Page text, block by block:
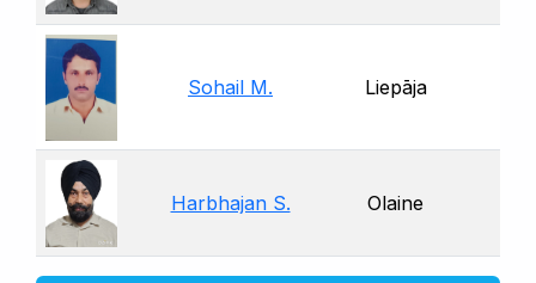
Sohail M. Liepāja
Harbhajan S. Olaine